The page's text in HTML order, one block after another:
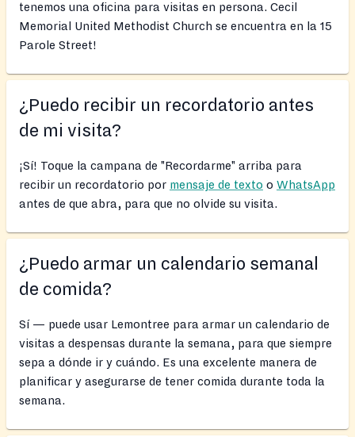
tenemos una oficina para visitas en persona. Cecil
Memorial United Methodist Church se encuentra en la 15
Parole Street!
¿Puedo recibir un recordatorio antes
de mi visita?
¡Sí! Toque la campana de "Recordarme" arriba para
recibir un recordatorio por mensaje de texto o WhatsApp
antes de que abra, para que no olvide su visita.
¿Puedo armar un calendario semanal
de comida?
Sí — puede usar Lemontree para armar un calendario de
visitas a despensas durante la semana, para que siempre
sepa a dónde ir y cuándo. Es una excelente manera de
planificar y asegurarse de tener comida durante toda la
semana.